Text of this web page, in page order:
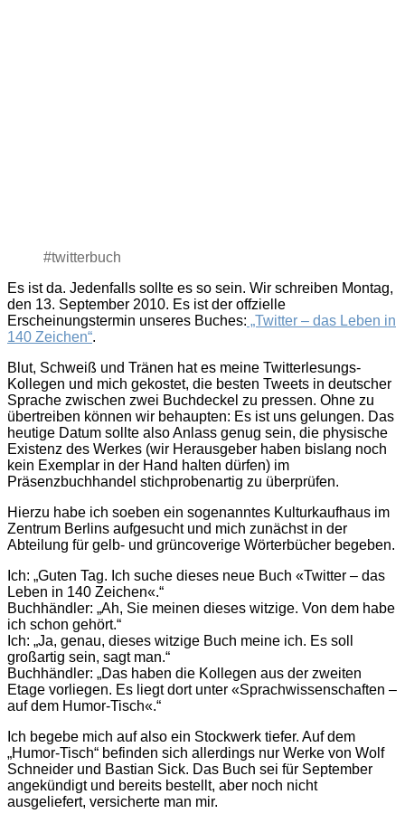
#twitterbuch
Es ist da. Jedenfalls sollte es so sein. Wir schreiben Montag,
den 13. September 2010. Es ist der offzielle
Erscheinungstermin unseres Buches: „Twitter – das Leben in
140 Zeichen“.
Blut, Schweiß und Tränen hat es meine Twitterlesungs-
Kollegen und mich gekostet, die besten Tweets in deutscher
Sprache zwischen zwei Buchdeckel zu pressen. Ohne zu
übertreiben können wir behaupten: Es ist uns gelungen. Das
heutige Datum sollte also Anlass genug sein, die physische
Existenz des Werkes (wir Herausgeber haben bislang noch
kein Exemplar in der Hand halten dürfen) im
Präsenzbuchhandel stichprobenartig zu überprüfen.
Hierzu habe ich soeben ein sogenanntes Kulturkaufhaus im
Zentrum Berlins aufgesucht und mich zunächst in der
Abteilung für gelb- und grüncoverige Wörterbücher begeben.
Ich: „Guten Tag. Ich suche dieses neue Buch «Twitter – das
Leben in 140 Zeichen«.“
Buchhändler: „Ah, Sie meinen dieses witzige. Von dem habe
ich schon gehört.“
Ich: „Ja, genau, dieses witzige Buch meine ich. Es soll
großartig sein, sagt man.“
Buchhändler: „Das haben die Kollegen aus der zweiten
Etage vorliegen. Es liegt dort unter «Sprachwissenschaften –
auf dem Humor-Tisch«.“
Ich begebe mich auf also ein Stockwerk tiefer. Auf dem
„Humor-Tisch“ befinden sich allerdings nur Werke von Wolf
Schneider und Bastian Sick. Das Buch sei für September
angekündigt und bereits bestellt, aber noch nicht
ausgeliefert, versicherte man mir.